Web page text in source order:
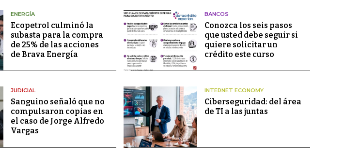
ENERGÍA
Ecopetrol culminó la
subasta para la compra
de 25% de las acciones
de Brava Energía
BANCOS
Conozca los seis pasos
que usted debe seguir si
quiere solicitar un
crédito este curso
JUDICIAL
Sanguino señaló que no
compulsaron copias en
el caso de Jorge Alfredo
Vargas
INTERNET ECONOMY
Ciberseguridad: del área
de TI a las juntas